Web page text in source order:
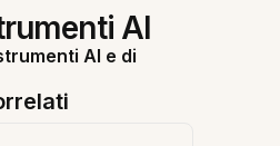
AI
AI e di